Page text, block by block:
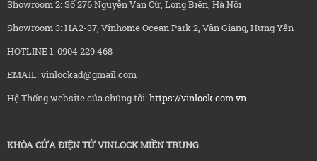
Showroom 2: Số 276 Nguyễn Văn Cừ, Long Biên, Hà Nội
Showroom 3: HA2-37, Vinhome Ocean Park 2, Văn Giang, Hưng Yên
HOTLINE 1: 0904 229 468
EMAIL: vinlockad@gmail.com
Hệ Thống website của chúng tôi:https://vinlock.com.vn
KHÓA CỬA ĐIỆN TỬ VINLOCK MIỀN TRUNG